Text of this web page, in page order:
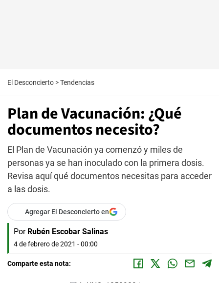
El Desconcierto >Tendencias
Plan de Vacunación: ¿Qué
documentos necesito?
El Plan de Vacunación ya comenzó y miles de
personas ya se han inoculado con la primera dosis.
Revisa aquí qué documentos necesitas para acceder
a las dosis.
Agregar El Desconcierto en
Por Rubén Escobar Salinas
4 de febrero de 2021 - 00:00
Comparte esta nota: